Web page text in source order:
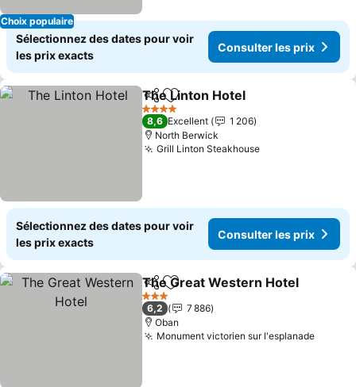
Choix populaire
Sélectionnez des dates pour voir
les prix exacts
Consulter les prix
PartagerAjouter à mes favoris
The Linton Hotel
4 Étoiles
8,6 Excellent
1 206
North Berwick
Grill Linton SteakhouseConsulter les
Sélectionnez des dates pour voir
les prix exacts
Consulter les prix
PartagerAjouter à mes favoris
The Great Western Hotel
3 Étoiles
6,2
7 886
Oban
Monument victorien sur l'esplanade